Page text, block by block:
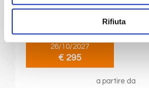
Rifiuta
Civitavecchia, Salerno, Catania, La
26/10/2027
€ 295
a partire da